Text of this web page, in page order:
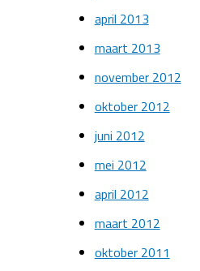
april 2013
maart 2013
november 2012
oktober 2012
juni 2012
mei 2012
april 2012
maart 2012
oktober 2011